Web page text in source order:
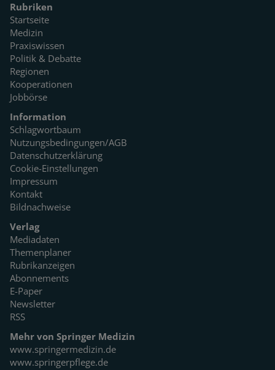
Rubriken
Startseite
Medizin
Praxiswissen
Politik & Debatte
Regionen
Kooperationen
Jobbörse
Information
Schlagwortbaum
Nutzungsbedingungen/AGB
Datenschutzerklärung
Cookie-Einstellungen
Impressum
Kontakt
Bildnachweise
Verlag
Mediadaten
Themenplaner
Rubrikanzeigen
Abonnements
E-Paper
Newsletter
RSS
Mehr von Springer Medizin
www.springermedizin.de
www.springerpflege.de